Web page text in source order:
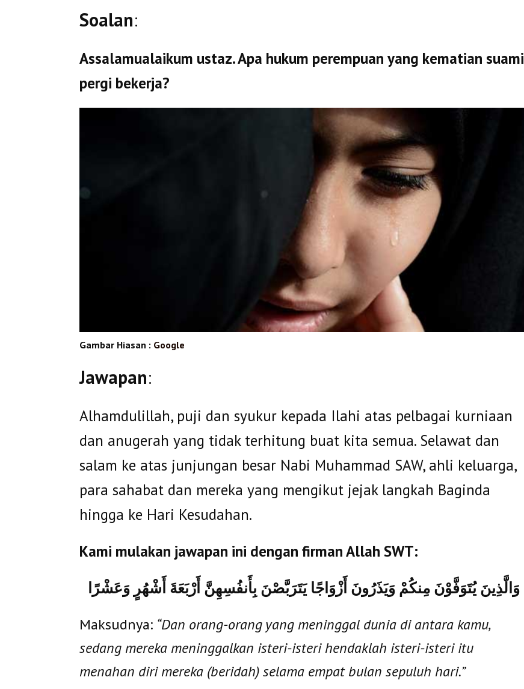
Soalan:
Assalamualaikum ustaz. Apa hukum perempuan yang kematian suami
pergi bekerja?
Gambar Hiasan : Google
Jawapan:
Alhamdulillah, puji dan syukur kepada Ilahi atas pelbagai kurniaan
dan anugerah yang tidak terhitung buat kita semua. Selawat dan
salam ke atas junjungan besar Nabi Muhammad SAW, ahli keluarga,
para sahabat dan mereka yang mengikut jejak langkah Baginda
hingga ke Hari Kesudahan.
Kami mulakan jawapan ini dengan firman Allah SWT:
وَالَّذِينَ يُتَوَفَّوْنَ مِنكُمْ وَيَذَرُونَ أَزْوَاجًا يَتَرَبَّصْنَ بِأَنفُسِهِنَّ أَرْبَعَةَ أَشْهُرٍ وَعَشْرًا
Maksudnya: “Dan orang-orang yang meninggal dunia di antara kamu,
sedang mereka meninggalkan isteri-isteri hendaklah isteri-isteri itu
menahan diri mereka (beridah) selama empat bulan sepuluh hari.”